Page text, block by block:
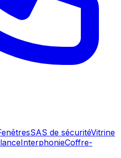
SAS de sécuritéVitrine
InterphonieCoffre-